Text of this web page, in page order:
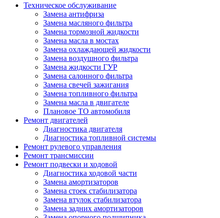
Техническое обслуживание
Замена антифриза
Замена масляного фильтра
Замена тормозной жидкости
Замена масла в мостах
Замена охлаждающей жидкости
Замена воздушного фильтра
Замена жидкости ГУР
Замена салонного фильтра
Замена свечей зажигания
Замена топливного фильтра
Замена масла в двигателе
Плановое ТО автомобиля
Ремонт двигателей
Диагностика двигателя
Диагностика топливной системы
Ремонт рулевого управления
Ремонт трансмиссии
Ремонт подвески и ходовой
Диагностика ходовой части
Замена амортизаторов
Замена стоек стабилизатора
Замена втулок стабилизатора
Замена задних амортизаторов